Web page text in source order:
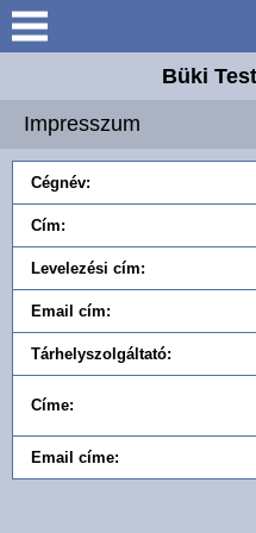
Keresés
Elérhetőségek
Szakosztályok
Hírek
Támogatóink
Galéria
Elnyert pályázataink
Büki
Impresszum
Cégnév:
Cím:
Levelezési cím:
Email cím:
Tárhelyszolgáltató:
Címe:
Email címe: